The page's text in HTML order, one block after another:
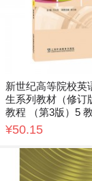
新世纪高等院校英
生系列教材（修订
教程 （第3版）5
¥50.15